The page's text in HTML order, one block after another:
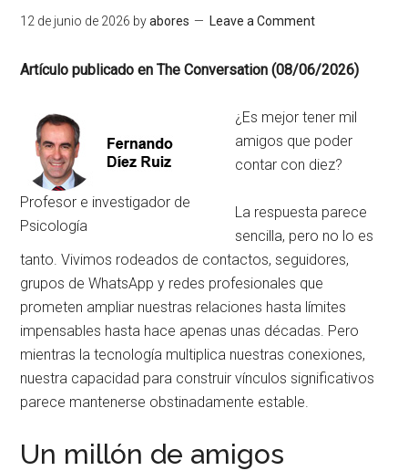
12 de junio de 2026 byabores Leave a Comment
Artículo publicado en The Conversation (08/06/2026)
Profesor e investigador de
Psicología
¿Es mejor tener mil
amigos que poder
contar con diez?
La respuesta parece
sencilla, pero no lo es
tanto. Vivimos rodeados de contactos, seguidores,
grupos de WhatsApp y redes profesionales que
prometen ampliar nuestras relaciones hasta límites
impensables hasta hace apenas unas décadas. Pero
mientras la tecnología multiplica nuestras conexiones,
nuestra capacidad para construir vínculos significativos
parece mantenerse obstinadamente estable.
Un millón de amigos